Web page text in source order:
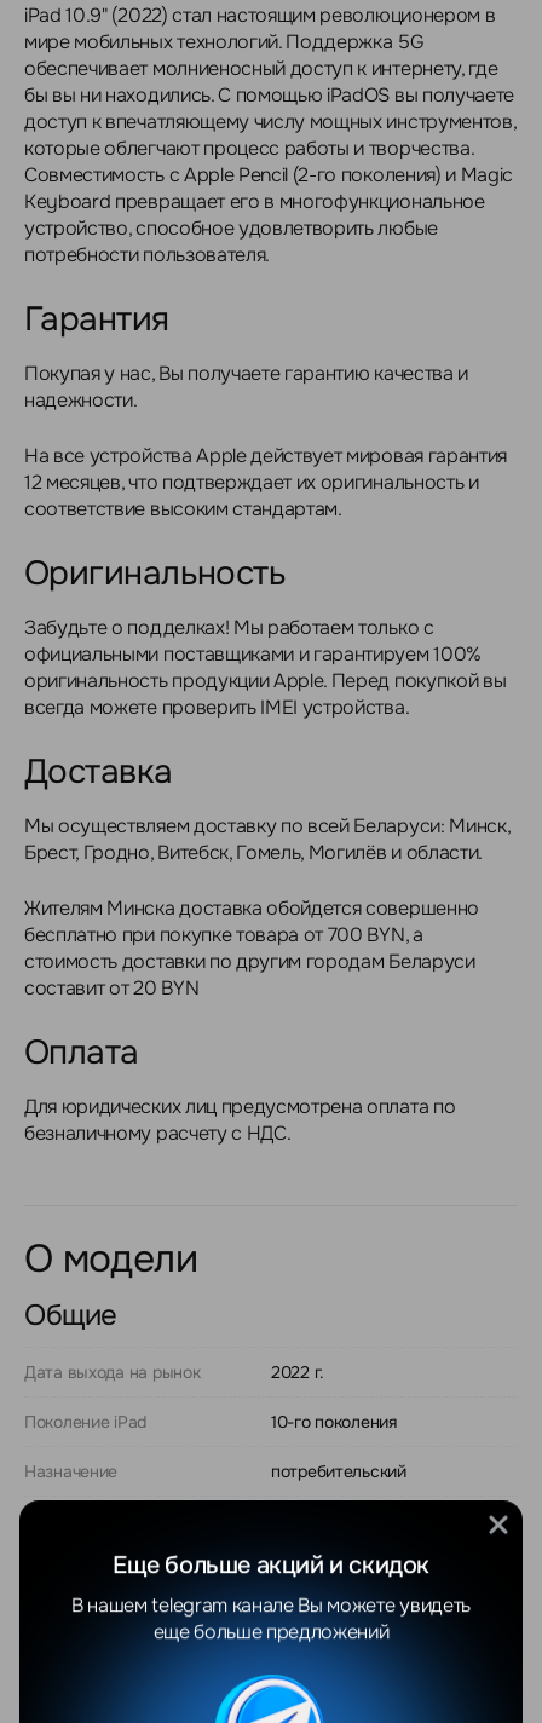
iPad 10.9" (2022) стал настоящим революционером в
мире мобильных технологий. Поддержка 5G
обеспечивает молниеносный доступ к интернету, где
бы вы ни находились. С помощью iPadOS вы получаете
доступ к впечатляющему числу мощных инструментов,
которые облегчают процесс работы и творчества.
Совместимость с Apple Pencil (2-го поколения) и Magic
Keyboard превращает его в многофункциональное
устройство, способное удовлетворить любые
потребности пользователя.
Гарантия
Покупая у нас, Вы получаете гарантию качества и
надежности.
На все устройства Apple действует мировая гарантия
12 месяцев, что подтверждает их оригинальность и
соответствие высоким стандартам.
Оригинальность
Забудьте о подделках! Мы работаем только с
официальными поставщиками и гарантируем 100%
оригинальность продукции Apple. Перед покупкой вы
всегда можете проверить IMEI устройства.
Доставка
Мы осуществляем доставку по всей Беларуси: Минск,
Брест, Гродно, Витебск, Гомель, Могилёв и области.
Жителям Минска доставка обойдется совершенно
бесплатно при покупке товара от 700 BYN, а
стоимость доставки по другим городам Беларуси
составит от 20 BYN
Оплата
Для юридических лиц предусмотрена оплата по
безналичному расчету с НДС.
О модели
Общие
Дата выхода на рынок 2022 г.
Поколение iPad 10-го поколения
Назначение потребительский
Версия операционной
iOS 16
Диагональ экрана 10.9"
2360x1640
Еще больше акций и скидок
В нашем telegram канале Вы можете увидеть
еще больше предложений